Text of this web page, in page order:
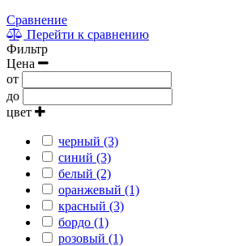
Сравнение
Перейти к сравнению
Фильтр
Цена
от
до
цвет
черный (3)
синий (3)
белый (2)
оранжевый (1)
красный (3)
бордо (1)
розовый (1)